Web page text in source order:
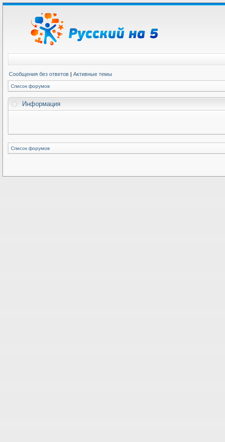
Сообщения без ответов | Активные темы
Список форумов
Информация
Список форумов